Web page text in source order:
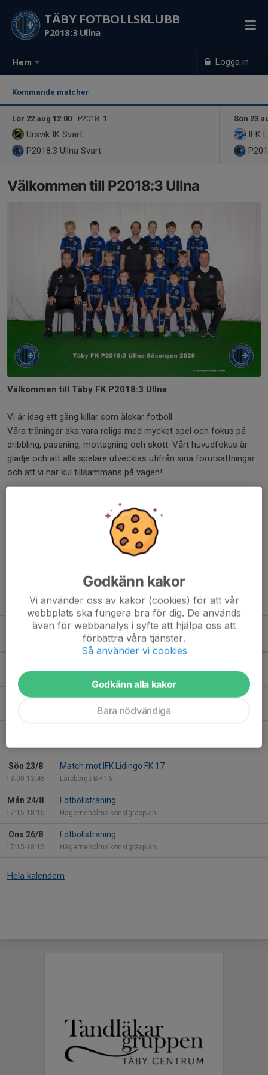
Hem Logga in
TÄBY FOTBOLLSKLUBB
P2018:3 Ullna
Kommande matcher
Lör 22 aug 12:00 - P2018- 1
Ursvik IK Svart
P2018:3 Ullna Svart
Sön 23
IFK
Välkommen till P2018:3 Ullna
Välkommen till Täby FK P2018:3 Ullna
Vi är idag ett gäng killar som älskar fotboll.
Våra träningar ska vara roliga med mycket spel och fokus på
dribbling, passning, mottagning och skott. Vårt huvudfokus är
glädje och att alla spelare utvecklas utifrån sina förutsättningar
och att vi har kul tillsammans på vägen!
Fylld märkt vattenflaska, fotbollsskor
och benskydd. Täby FK-kläder så långt det är möjligt för att
skapa sammanhållning och bygga lagkänsla!
Nyanmälningar sker ej på plats utan via klubbens hemsida.
Vi spelar gärna både träningsmatcher och cuper.
kontaktinformation under Kontakt-fliken.
Kommande aktiviteter
17:15-18:15
Ons 19/8 Fotbollsträning
Hägerneholms konstgräsplan
12:00-12:45
Sön 23/8
13:00-13:45
Match mot IFK Lidingö FK 17
Larsbergs BP 16
Mån 24/8
17:15-18:15
Fotbollsträning
Hägerneholms konstgräsplan
Ons 26/8
17:15-18:15
Fotbollsträning
Hägerneholms konstgräsplan
Hela kalendern
Godkänn kakor
Vi använder oss av kakor (cookies) för att vår
webbplats ska fungera bra för dig. De används
även för webbanalys i syfte att hjälpa oss att
förbättra våra tjänster.
Så använder vi cookies
Godkänn alla kakor
Bara nödvändiga